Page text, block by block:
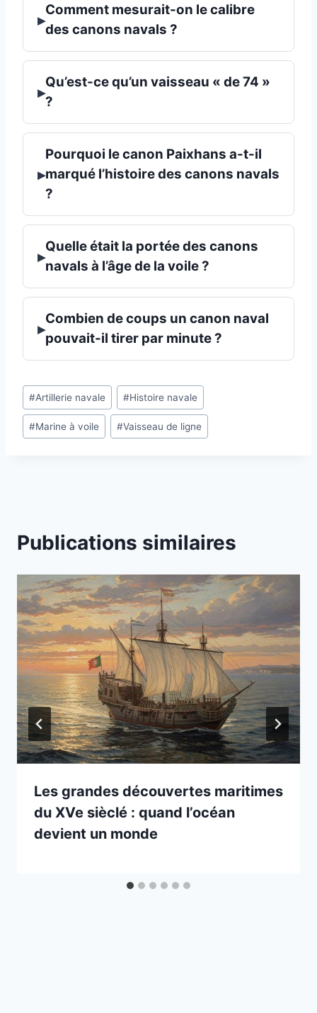
▸
Comment mesurait-on le calibre
des canons navals ?
▸
Qu’est-ce qu’un vaisseau « de 74 »
?
▸
Pourquoi le canon Paixhans a-t-il
marqué l’histoire des canons navals
?
▸
Quelle était la portée des canons
navals à l’âge de la voile ?
▸
Combien de coups un canon naval
pouvait-il tirer par minute ?
Étiquettes
de
la
#Artillerie navale #Histoire navale
#Marine à voile #Vaisseau de ligne
Publications similaires
Les grandes découvertes maritimes
du XVe sièclé : quand l’océan
devient un monde